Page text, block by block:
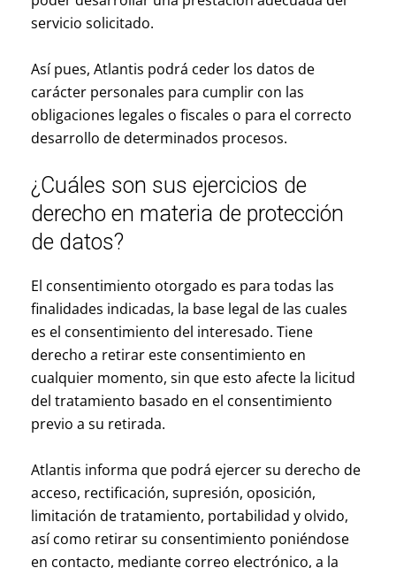
servicio solicitado.
Así pues, Atlantis podrá ceder los datos de
carácter personales para cumplir con las
obligaciones legales o fiscales o para el correcto
desarrollo de determinados procesos.
¿Cuáles son sus ejercicios de
derecho en materia de protección
de datos?
El consentimiento otorgado es para todas las
finalidades indicadas, la base legal de las cuales
es el consentimiento del interesado. Tiene
derecho a retirar este consentimiento en
cualquier momento, sin que esto afecte la licitud
del tratamiento basado en el consentimiento
previo a su retirada.
Atlantis informa que podrá ejercer su derecho de
acceso, rectificación, supresión, oposición,
limitación de tratamiento, portabilidad y olvido,
así como retirar su consentimiento poniéndose
en contacto, mediante correo electrónico, a la